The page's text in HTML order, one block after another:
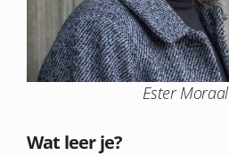
Ester Moraal
Wat leer je?